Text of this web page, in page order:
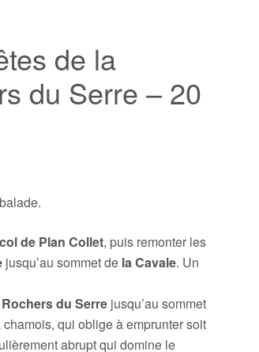
de la
du Serre – 20
col de Plan Collet, puis remonter les
jusqu’au sommet de la Cavale. Un
Rochers du Serre jusqu’au sommet
qui oblige à emprunter soit
abrupt qui domine le